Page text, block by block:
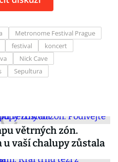
Metronome Festival Prague
festival
koncert
Nick Cave
Sepultura
větrných zón.
u vaší chalupy zůstala